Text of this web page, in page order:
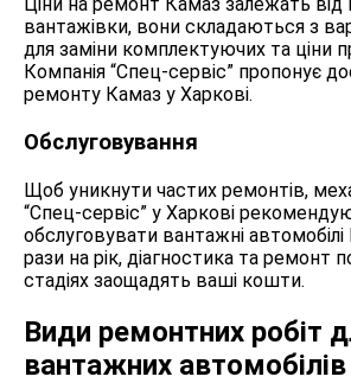
вантажівки, вони складаються з
для заміни комплектуючих та ціни
Компанія “Спец-сервіс” пропонує
ремонту Камаз у Харкові.
Обслуговування
Щоб уникнути частих ремонтів,
“Спец-сервіс” у Харкові
обслуговувати вантажні
рази на рік, діагностика та ремонт
стадіях заощадять ваші кошти.
Види ремонтних робіт
вантажних